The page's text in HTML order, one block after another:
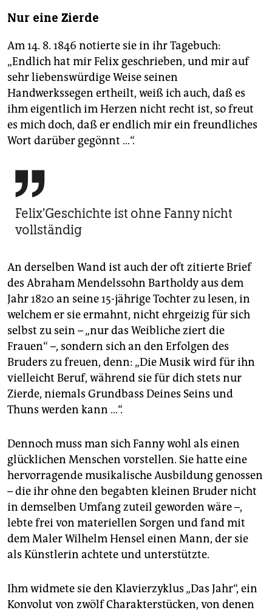
Nur eine Zierde
Am 14. 8. 1846 notierte sie in ihr Tagebuch:
„Endlich hat mir Felix geschrieben, und mir auf
sehr liebenswürdige Weise seinen
Handwerkssegen ertheilt, weiß ich auch, daß es
ihm eigentlich im Herzen nicht recht ist, so freut
es mich doch, daß er endlich mir ein freundliches
Wort darüber gegönnt …“.

Felix’Geschichte ist ohne Fanny nicht
vollständig
An derselben Wand ist auch der oft zitierte Brief
des Abraham Mendelssohn Bartholdy aus dem
Jahr 1820 an seine 15-jährige Tochter zu lesen, in
welchem er sie ermahnt, nicht ehrgeizig für sich
selbst zu sein – „nur das Weibliche ziert die
Frauen“ –, sondern sich an den Erfolgen des
Bruders zu freuen, denn: „Die Musik wird für ihn
vielleicht Beruf, während sie für dich stets nur
Zierde, niemals Grundbass Deines Seins und
Thuns werden kann …“.
Dennoch muss man sich Fanny wohl als einen
glücklichen Menschen vorstellen. Sie hatte eine
hervorragende musikalische Ausbildung genossen
– die ihr ohne den begabten kleinen Bruder nicht
in demselben Umfang zuteil geworden wäre –,
lebte frei von materiellen Sorgen und fand mit
dem Maler Wilhelm Hensel einen Mann, der sie
als Künstlerin achtete und unterstützte.
Ihm widmete sie den Klavierzyklus „Das Jahr“, ein
Konvolut von zwölf Charakterstücken, von denen